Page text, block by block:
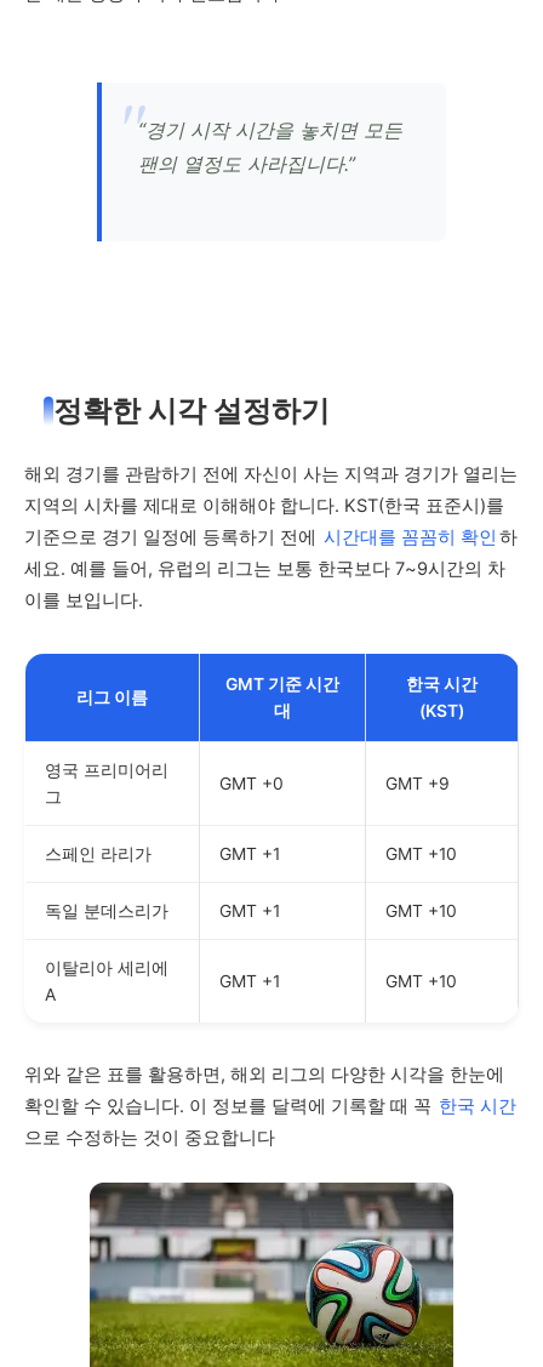
“경기 시작 시간을 놓치면 모든
팬의 열정도 사라집니다.”
정확한 시각 설정하기
해외 경기를 관람하기 전에 자신이 사는 지역과 경기가 열리는
지역의 시차를 제대로 이해해야 합니다. KST(한국 표준시)를
기준으로 경기 일정에 등록하기 전에
시간대를 꼼꼼히 확인 하
세요. 예를 들어, 유럽의 리그는 보통 한국보다 7~9시간의 차
이를 보입니다.
리그 이름
GMT 기준 시간
대
한국 시간
(KST)
영국 프리미어리
그
GMT +0 GMT +9
스페인 라리가 GMT +1 GMT +10
독일 분데스리가 GMT +1 GMT +10
이탈리아 세리에
A
GMT +1 GMT +10
위와 같은 표를 활용하면, 해외 리그의 다양한 시각을 한눈에
확인할 수 있습니다. 이 정보를 달력에 기록할 때 꼭 한국 시간
으로 수정하는 것이 중요합니다